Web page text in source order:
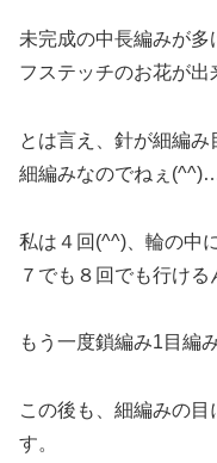
未完成の中長編みが
フステッチのお花が出
とは言え、針が細編
細編みなのでねぇ
私は４回(^^)、輪の中
７でも８回でも行ける
もう一度鎖編み1目編
この後も、細編みの目
す。